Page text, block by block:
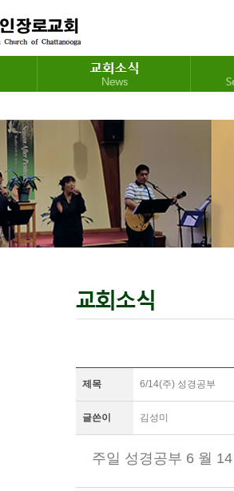
제목 6/14(주) 성경공부
글쓴이 김성미
주일 성경공부 6 월